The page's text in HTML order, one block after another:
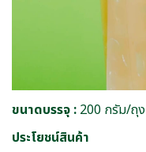
ขนาดบรรจุ : 200 กรัม/ถุง
ประโยชน์สินค้า